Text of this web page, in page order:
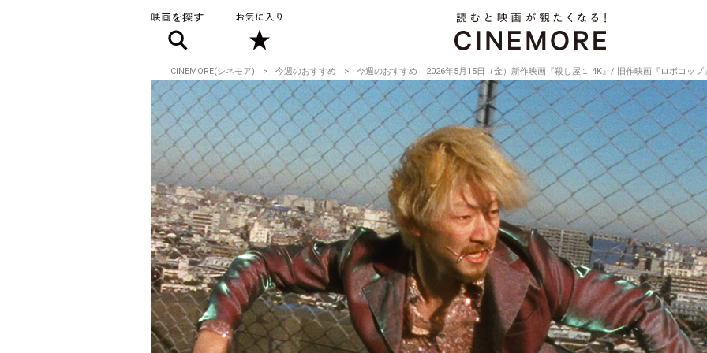
CINEMORE(シネモア) 今週のおすすめ 今週のおすすめ 2026年5月15日（金）新作映画『殺し屋１ 4K』/ 旧作映画『ロボコップ